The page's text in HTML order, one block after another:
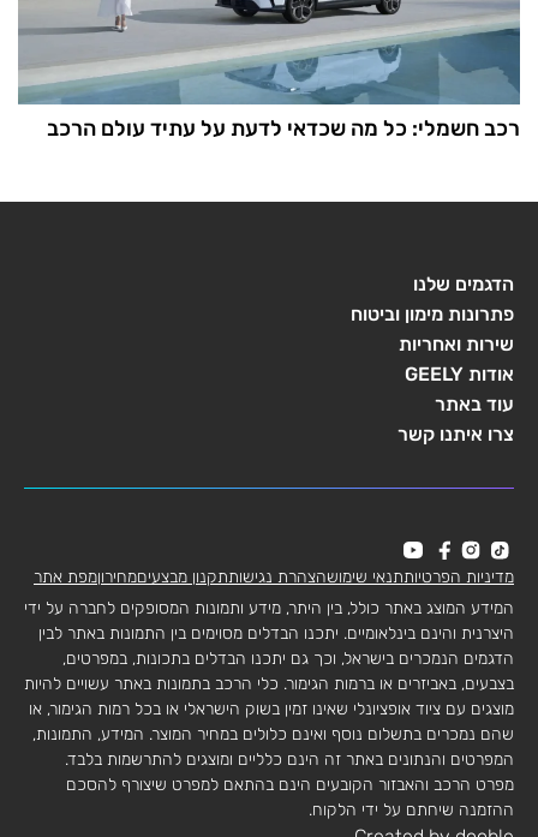
רכב חשמלי: כל מה שכדאי לדעת על עתיד עולם הרכב
הדגמים שלנו
פתרונות מימון וביטוח
שירות ואחריות
אודות GEELY
עוד באתר
צרו איתנו קשר
מדיניות הפרטיותתנאי שימושהצהרת נגישותתקנון מבצעיםמחירוןמפת אתר
המידע המוצג באתר כולל, בין היתר, מידע ותמונות המסופקים לחברה על ידי
היצרנית והינם בינלאומיים. יתכנו הבדלים מסוימים בין התמונות באתר לבין
הדגמים הנמכרים בישראל, וכך גם יתכנו הבדלים בתכונות, במפרטים,
בצבעים, באביזרים או ברמות הגימור. כלי הרכב בתמונות באתר עשויים להיות
מוצגים עם ציוד אופציונלי שאינו זמין בשוק הישראלי או בכל רמות הגימור, או
שהם נמכרים בתשלום נוסף ואינם כלולים במחיר המוצר. המידע, התמונות,
המפרטים והנתונים באתר זה הינם כלליים ומוצגים להתרשמות בלבד.
מפרט הרכב והאבזור הקובעים הינם בהתאם למפרט שיצורף להסכם
ההזמנה שיחתם על ידי הלקוח.